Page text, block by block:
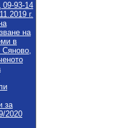
93-14
г.
на
в
за
2020